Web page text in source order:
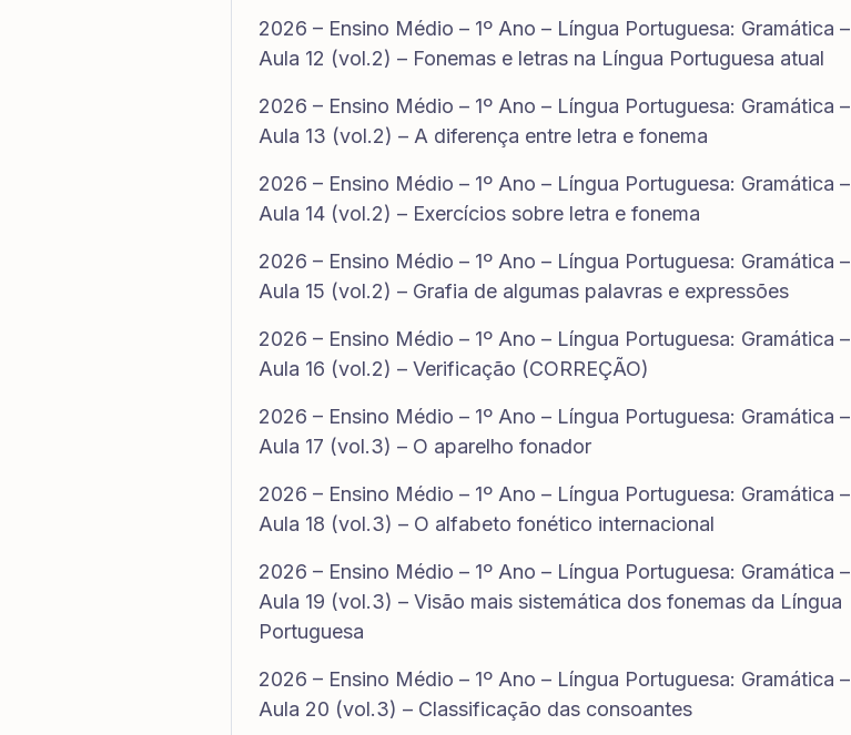
2026 – Ensino Médio – 1º Ano – Língua Portuguesa: Gramática –
Aula 12 (vol.2) – Fonemas e letras na Língua Portuguesa atual
2026 – Ensino Médio – 1º Ano – Língua Portuguesa: Gramática –
Aula 13 (vol.2) – A diferença entre letra e fonema
2026 – Ensino Médio – 1º Ano – Língua Portuguesa: Gramática –
Aula 14 (vol.2) – Exercícios sobre letra e fonema
2026 – Ensino Médio – 1º Ano – Língua Portuguesa: Gramática –
Aula 15 (vol.2) – Grafia de algumas palavras e expressões
2026 – Ensino Médio – 1º Ano – Língua Portuguesa: Gramática –
Aula 16 (vol.2) – Verificação (CORREÇÃO)
2026 – Ensino Médio – 1º Ano – Língua Portuguesa: Gramática –
Aula 17 (vol.3) – O aparelho fonador
2026 – Ensino Médio – 1º Ano – Língua Portuguesa: Gramática –
Aula 18 (vol.3) – O alfabeto fonético internacional
2026 – Ensino Médio – 1º Ano – Língua Portuguesa: Gramática –
Aula 19 (vol.3) – Visão mais sistemática dos fonemas da Língua
Portuguesa
2026 – Ensino Médio – 1º Ano – Língua Portuguesa: Gramática –
Aula 20 (vol.3) – Classificação das consoantes